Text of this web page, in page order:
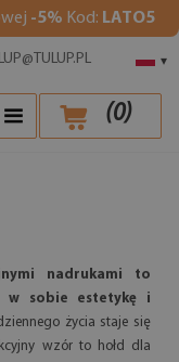
-5% Kod: LATO5
▾
(0)
nadrukami to
w sobie estetykę i
życia staje się
wzór to hołd dla